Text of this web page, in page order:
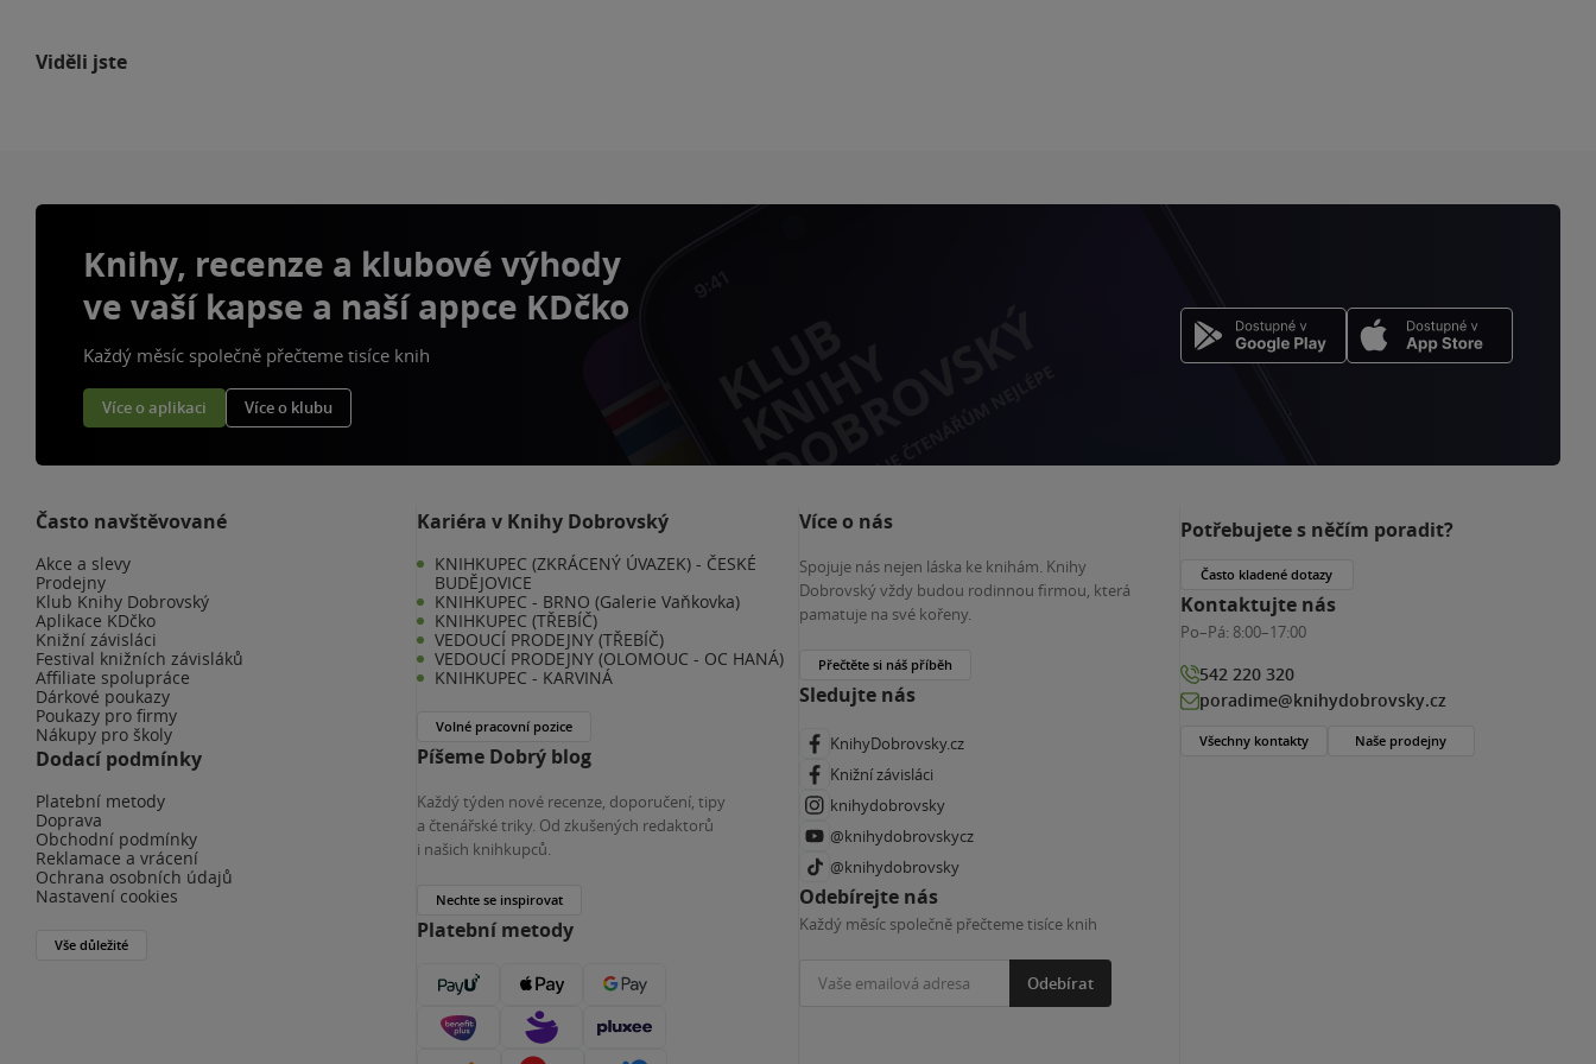
Viděli jste
Knihy, recenze a klubové výhody
ve vaší kapse a naší appce KDčko
Každý měsíc společně přečteme tisíce knih
Více o aplikaci Více o klubu
Často navštěvované
Akce a slevy
Prodejny
Klub Knihy Dobrovský
Aplikace KDčko
Knižní závisláci
Festival knižních závisláků
Affiliate spolupráce
Dárkové poukazy
Poukazy pro firmy
Nákupy pro školy
Dodací podmínky
Platební metody
Doprava
Obchodní podmínky
Reklamace a vrácení
Ochrana osobních údajů
Nastavení cookies
Vše důležité
Kariéra v Knihy Dobrovský
KNIHKUPEC (ZKRÁCENÝ ÚVAZEK) - ČESKÉ
BUDĚJOVICE
KNIHKUPEC - BRNO (Galerie Vaňkovka)
KNIHKUPEC (TŘEBÍČ)
VEDOUCÍ PRODEJNY (TŘEBÍČ)
VEDOUCÍ PRODEJNY (OLOMOUC - OC HANÁ)
KNIHKUPEC - KARVINÁ
Volné pracovní pozice
Píšeme Dobrý blog
Každý týden nové recenze, doporučení, tipy
a čtenářské triky. Od zkušených redaktorů
i našich knihkupců.
Nechte se inspirovat
Platební metody
Více o nás
Spojuje nás nejen láska ke knihám. Knihy
Dobrovský vždy budou rodinnou firmou, která
pamatuje na své kořeny.
Přečtěte si náš příběh
Sledujte nás
KnihyDobrovsky.cz
Knižní závisláci
knihydobrovsky
@knihydobrovskycz
@knihydobrovsky
Odebírejte nás
Každý měsíc společně přečteme tisíce knih
Odebírat
Potřebujete s něčím poradit?
Často kladené dotazy
Kontaktujte nás
Po–Pá: 8:00–17:00
542 220 320
poradime@knihydobrovsky.cz
Všechny kontakty Naše prodejny